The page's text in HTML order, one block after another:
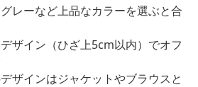
レーなど上品なカラーを選ぶと合
ザイン（ひざ上5cm以内）でオフ
ザインはジャケットやブラウスと